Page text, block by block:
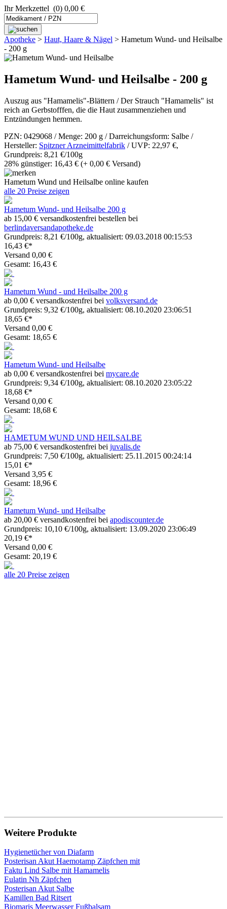
Ihr Merkzettel (0) 0,00 €
Apotheke > Haut, Haare & Nägel > Hametum Wund- und Heilsalbe
- 200 g
Hametum Wund- und Heilsalbe - 200 g
Auszug aus "Hamamelis"-Blättern / Der Strauch "Hamamelis" ist
reich an Gerbstofffen, die die Haut zusammenziehen und
Entzündungen hemmen.
PZN: 0429068 / Menge: 200 g / Darreichungsform: Salbe /
Hersteller: Spitzner Arzneimittelfabrik / UVP: 22,97 €,
Grundpreis: 8,21 €/100g
28% günstiger: 16,43 € (+ 0,00 € Versand)
Hametum Wund und Heilsalbe online kaufen
alle 20 Preise zeigen
Hametum Wund- und Heilsalbe 200 g
ab 15,00 € versandkostenfrei bestellen bei
berlindaversandapotheke.de
Grundpreis: 8,21 €/100g, aktualisiert: 09.03.2018 00:15:53
16,43 €*
Versand 0,00 €
Gesamt: 16,43 €
Hametum Wund - und Heilsalbe 200 g
ab 0,00 € versandkostenfrei bei volksversand.de
Grundpreis: 9,32 €/100g, aktualisiert: 08.10.2020 23:06:51
18,65 €*
Versand 0,00 €
Gesamt: 18,65 €
Hametum Wund- und Heilsalbe
ab 0,00 € versandkostenfrei bei mycare.de
Grundpreis: 9,34 €/100g, aktualisiert: 08.10.2020 23:05:22
18,68 €*
Versand 0,00 €
Gesamt: 18,68 €
HAMETUM WUND UND HEILSALBE
ab 75,00 € versandkostenfrei bei juvalis.de
Grundpreis: 7,50 €/100g, aktualisiert: 25.11.2015 00:24:14
15,01 €*
Versand 3,95 €
Gesamt: 18,96 €
Hametum Wund- und Heilsalbe
ab 20,00 € versandkostenfrei bei apodiscounter.de
Grundpreis: 10,10 €/100g, aktualisiert: 13.09.2020 23:06:49
20,19 €*
Versand 0,00 €
Gesamt: 20,19 €
alle 20 Preise zeigen
Weitere Produkte
Hygienetücher von Diafarm
Posterisan Akut Haemotamp Zäpfchen mit
Faktu Lind Salbe mit Hamamelis
Eulatin Nh Zäpfchen
Posterisan Akut Salbe
Kamillen Bad Ritsert
Biomaris Meerwasser Fußbalsam